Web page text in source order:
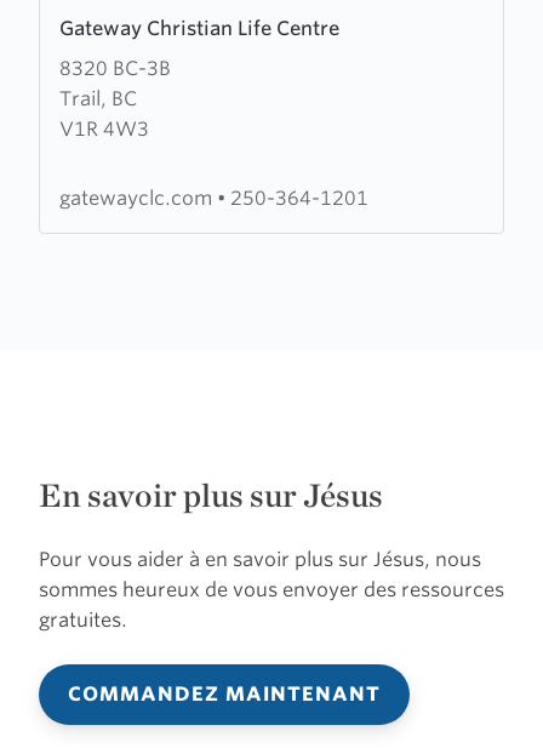
Gateway Christian Life Centre
8320 BC-3B
Trail, BC
V1R 4W3
more
about
Gateway
Christian
Centre
gatewayclc.com • 250-364-1201
En savoir plus sur Jésus
Pour vous aider à en savoir plus sur Jésus, nous
sommes heureux de vous envoyer des ressources
gratuites.
COMMANDEZ MAINTENANT